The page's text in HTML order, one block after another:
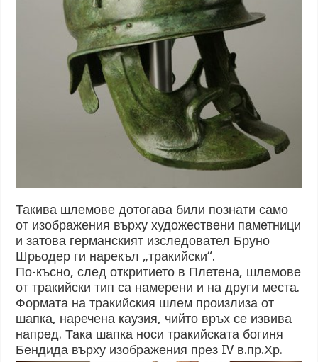
Такива шлемове дотогава били познати само
от изображения върху художествени паметници
и затова германският изследовател Бруно
Шрьодер ги нарекъл „тракийски“.
По-късно, след откритието в Плетена, шлемове
от тракийски тип са намерени и на други места.
Формата на тракийския шлем произлиза от
шапка, наречена каузия, чийто връх се извива
напред. Така шапка носи тракийската богиня
Бендида върху изображения през IV в.пр.Хр.